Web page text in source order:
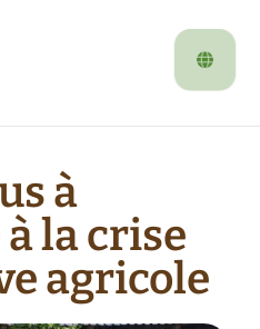
à
la crise
agricole